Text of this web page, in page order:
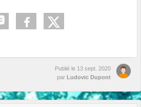
Publié le 13 sept. 2020
par Ludovic Dupont